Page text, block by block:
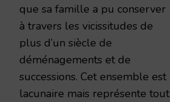
que sa famille a pu conserver
à travers les vicissitudes de
plus d’un siècle de
déménagements et de
successions. Cet ensemble est
lacunaire mais représente tout